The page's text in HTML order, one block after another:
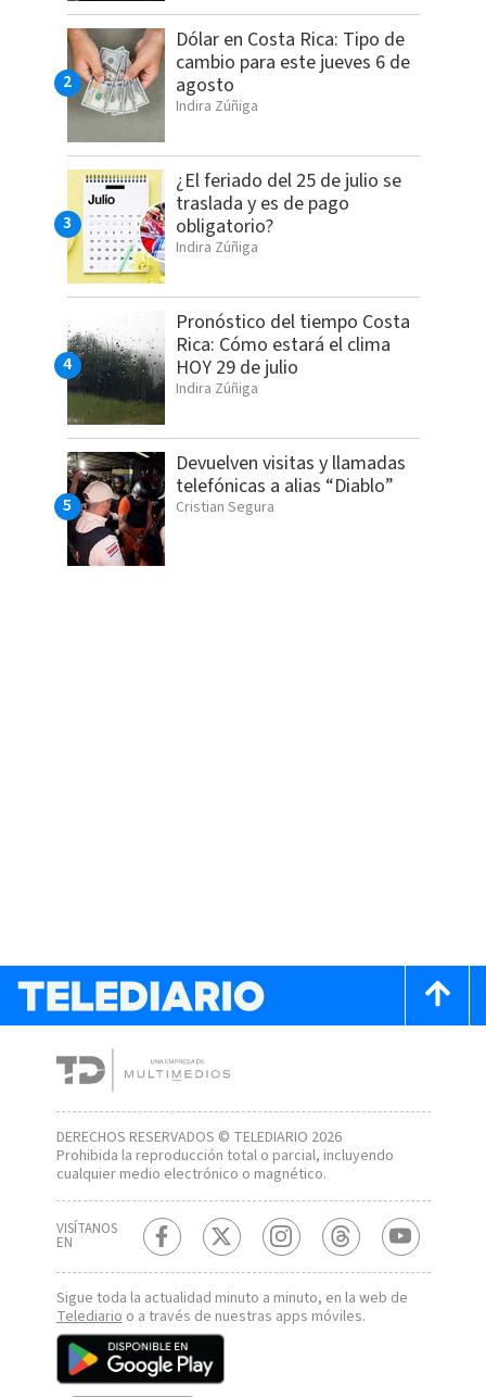
Dólar en Costa Rica: Tipo de
cambio para este jueves 6 de
agosto
Indira Zúñiga
¿El feriado del 25 de julio se
traslada y es de pago
obligatorio?
Indira Zúñiga
Pronóstico del tiempo Costa
Rica: Cómo estará el clima
HOY 29 de julio
Indira Zúñiga
Devuelven visitas y llamadas
telefónicas a alias “Diablo”
Cristian Segura
DERECHOS RESERVADOS © TELEDIARIO 2026
Prohibida la reproducción total o parcial, incluyendo
cualquier medio electrónico o magnético.
VISÍTANOS
EN
Sigue toda la actualidad minuto a minuto, en la web de
Telediario o a través de nuestras apps móviles.